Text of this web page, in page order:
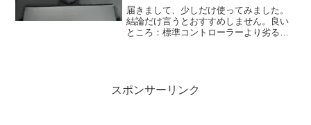
#ForzaHorizon5
届きまして、少しだけ使ってみました。
結論だけ言うとおすすめしません。良い
ところ：標準コントローラーより劣ると
スポンサーリンク